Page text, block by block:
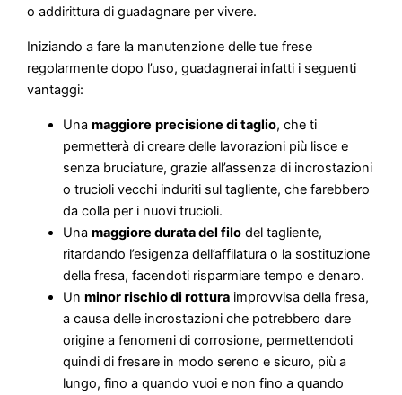
o addirittura di guadagnare per vivere.
Iniziando a fare la manutenzione delle tue frese
regolarmente dopo l’uso, guadagnerai infatti i seguenti
vantaggi:
Unamaggiore precisione di taglio, che ti
permetterà di creare delle lavorazioni più lisce e
senza bruciature, grazie all’assenza di incrostazioni
o trucioli vecchi induriti sul tagliente, che farebbero
da colla per i nuovi trucioli.
Unamaggiore durata del filo del tagliente,
ritardando l’esigenza dell’affilatura o la sostituzione
della fresa, facendoti risparmiare tempo e denaro.
Unminor rischio di rottura improvvisa della fresa,
a causa delle incrostazioni che potrebbero dare
origine a fenomeni di corrosione, permettendoti
quindi di fresare in modo sereno e sicuro, più a
lungo, fino a quando vuoi e non fino a quando